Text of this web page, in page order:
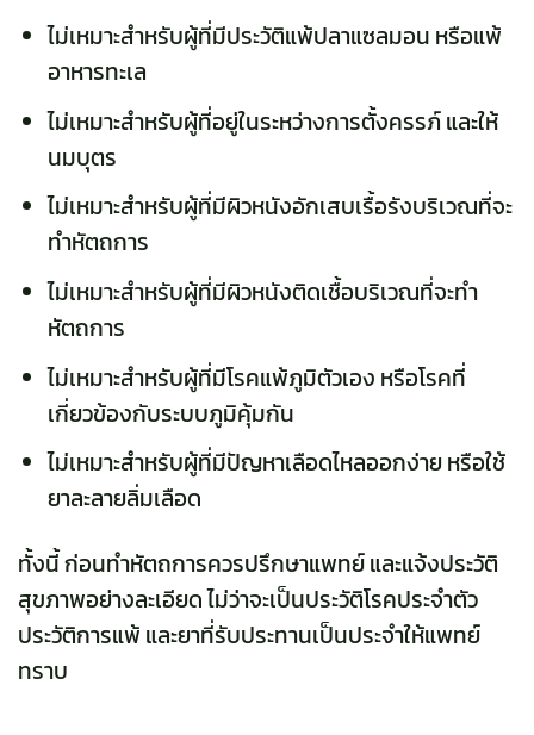
ไม่เหมาะสำหรับผู้ที่มีประวัติแพ้ปลาแซลมอน หรือแพ้
อาหารทะเล
ไม่เหมาะสำหรับผู้ที่อยู่ในระหว่างการตั้งครรภ์ และให้
นมบุตร
ไม่เหมาะสำหรับผู้ที่มีผิวหนังอักเสบเรื้อรังบริเวณที่จะ
ทำหัตถการ
ไม่เหมาะสำหรับผู้ที่มีผิวหนังติดเชื้อบริเวณที่จะทำ
หัตถการ
ไม่เหมาะสำหรับผู้ที่มีโรคแพ้ภูมิตัวเอง หรือโรคที่
เกี่ยวข้องกับระบบภูมิคุ้มกัน
ไม่เหมาะสำหรับผู้ที่มีปัญหาเลือดไหลออกง่าย หรือใช้
ยาละลายลิ่มเลือด
ทั้งนี้ ก่อนทำหัตถการควรปรึกษาแพทย์ และแจ้งประวัติ
สุขภาพอย่างละเอียด ไม่ว่าจะเป็นประวัติโรคประจำตัว
ประวัติการแพ้ และยาที่รับประทานเป็นประจำให้แพทย์
ทราบ